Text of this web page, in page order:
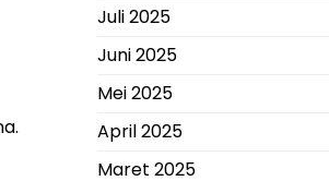
Juli 2025
Juni 2025
Mei 2025
April 2025
Maret 2025